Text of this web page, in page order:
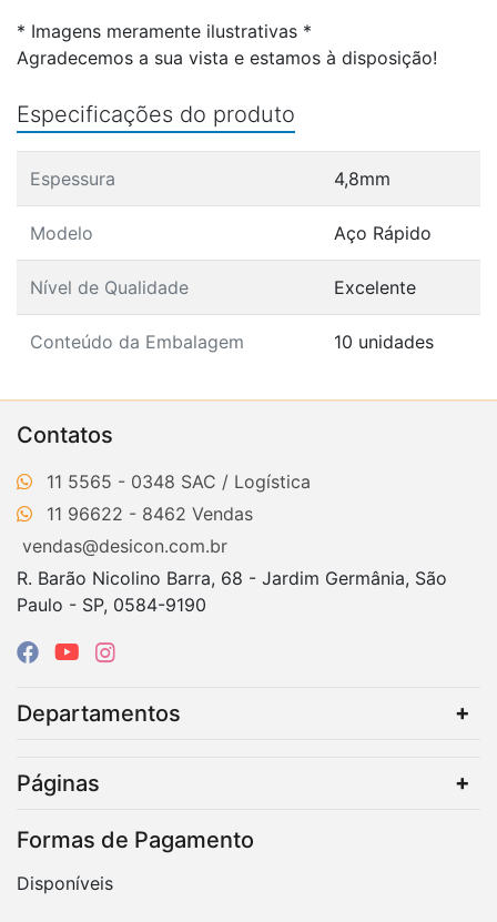
* Imagens meramente ilustrativas *
Agradecemos a sua vista e estamos à disposição!
Especificações do produto
Espessura 4,8mm
Modelo Aço Rápido
Nível de Qualidade Excelente
Conteúdo da Embalagem 10 unidades
Contatos
11 5565 - 0348
11 96622 - 8462
vendas@desicon.com.br
R. Barão Nicolino Barra, 68 - Jardim Germânia, São
Paulo - SP, 0584-9190
Departamentos
Páginas
Formas de Pagamento
Disponíveis